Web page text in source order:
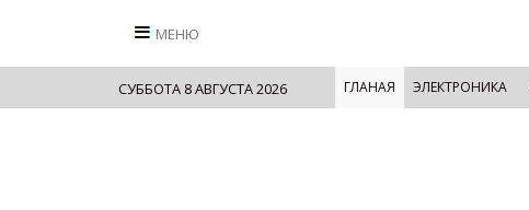
МЕНЮ
СУББОТА 8 АВГУСТА 2026 ГЛАНАЯ ЭЛЕКТРОНИКА